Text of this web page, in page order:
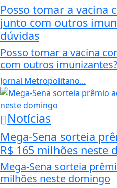
Posso tomar a vacina
junto com outros
dúvidas
Posso tomar a vacina
com outros
Jornal Metropolitano...
Notícias
Mega-Sena sorteia
R$ 165 milhões neste
Mega-Sena sorteia
milhões neste domingo